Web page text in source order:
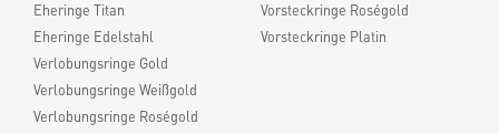
Eheringe Titan
Eheringe Edelstahl
Verlobungsringe Gold
Verlobungsringe Weißgold
Verlobungsringe Roségold
Vorsteckringe Roségold
Vorsteckringe Platin